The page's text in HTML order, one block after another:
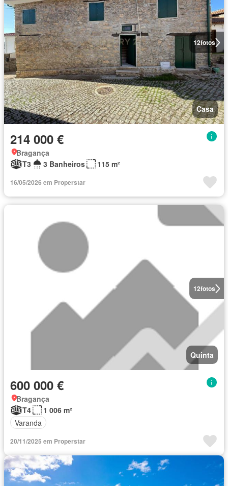
12fotos
Casa
214 000 €
Bragança
T3
3 Banheiros 115 m²
16/05/2026 em Properstar
12fotos
Quinta
600 000 €
Bragança
T4
1 006 m²
Varanda
20/11/2025 em Properstar